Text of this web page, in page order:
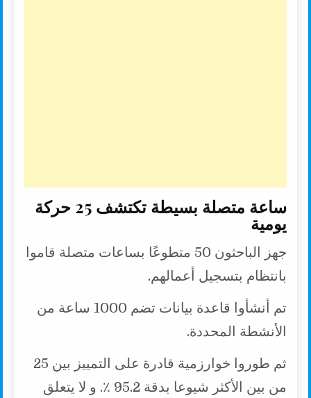
ساعة متصلة بسيطة تكتشف 25 حركة
يومية
جهز الباحثون 50 متطوعًا بساعات متصلة قاموا
بانتظام بتسجيل أعمالهم.
تم أنشأوا قاعدة بيانات تضم 1000 ساعة من
الأنشطة المحددة.
ثم طوروا خوارزمية قادرة على التمييز بين 25
من بين الأكثر شيوعا بدقة 95.2 ٪. و لا يتعلق